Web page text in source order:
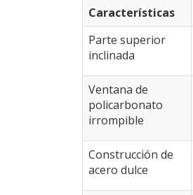
Características
Parte superior
inclinada
Ventana de
policarbonato
irrompible
Construcción de
acero dulce